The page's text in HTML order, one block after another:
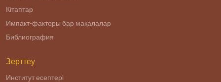
Кітаптар
Импакт-факторы бар мақалалар
Библиография
Зерттеу
Институт есептері